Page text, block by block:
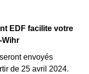
EDF facilite votre
Wihr
envoyés
de 25 avril 2024.